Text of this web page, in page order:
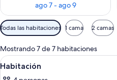
ago 7 - ago 9
Filtros
disponibles
para
las
habitaciones
Todas las habitaciones 1 cama 2 camas
Mostrando 7 de 7 habitaciones
Ver
todas
1
Habitación